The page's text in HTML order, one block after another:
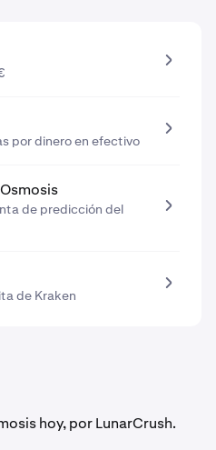
por dinero en efectivo
de predicción del
de Kraken
hoy, por LunarCrush.